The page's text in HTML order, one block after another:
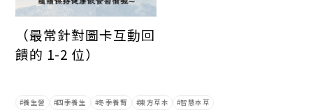
（最常針對圖卡互動回
饋的 1-2 位）
養生營 四季養生 冬季養腎 東方草本 智慧本草